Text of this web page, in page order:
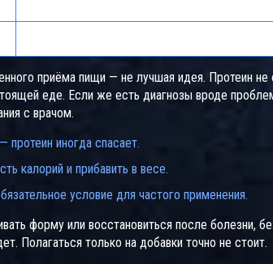
приёма пищи — не лучшая идея. Протеин
еде. Если же есть диагнозы вроде
с врачом.
протеин иногда спасает.
калорий и прибавить в весе.
условие для частого применения.
форму или восстановиться после болезни,
Полагаться только на добавки точно не стоит.